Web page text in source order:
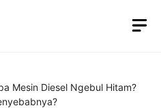
Mesin Diesel Ngebul Hitam?